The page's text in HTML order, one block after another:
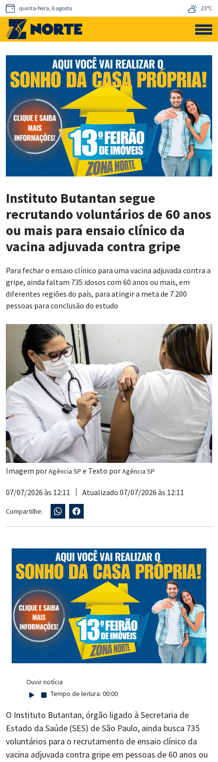
quinta-feira, 6 agosto 23°C
Instituto Butantan segue
recrutando voluntários de 60 anos
ou mais para ensaio clínico da
vacina adjuvada contra gripe
Para fechar o ensaio clínico para uma vacina adjuvada contra a
gripe, ainda faltam 735 idosos com 60 anos ou mais, em
diferentes regiões do país, para atingir a meta de 7.200
pessoas para conclusão do estudo
Imagem porAgência SP e Texto porAgência SP
07/07/2026 às 12:11 Atualizado 07/07/2026 às 12:11
Compartilhe:
Ouvir notícia
Tempo de leitura: 00:00
O Instituto Butantan, órgão ligado à Secretaria de
Estado da Saúde (SES) de São Paulo, ainda busca 735
voluntários para o recrutamento de ensaio clínico da
vacina adjuvada contra gripe em pessoas de 60 anos ou